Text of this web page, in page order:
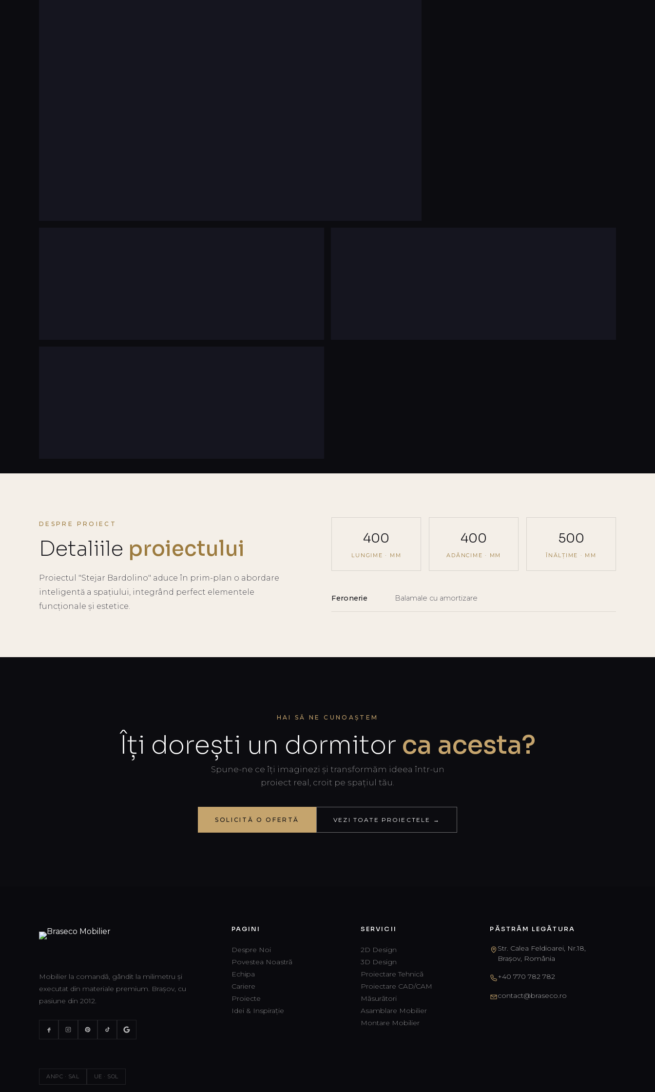
DESPRE PROIECT
Detaliile proiectului
Proiectul "Stejar Bardolino" aduce în prim-plan o abordare
inteligentă a spațiului, integrând perfect elementele
funcționale și estetice.
400
LUNGIME · MM
400
ADÂNCIME · MM
500
ÎNĂLȚIME · MM
Feronerie Balamale cu amortizare
HAI SĂ NE CUNOAȘTEM
Îți dorești un dormitor ca acesta?
Spune-ne ce îți imaginezi și transformăm ideea într-un
proiect real, croit pe spațiul tău.
SOLICITĂ O OFERTĂ VEZI TOATE PROIECTELE →
Mobilier la comandă, gândit la milimetru și
executat din materiale premium. Brașov, cu
pasiune din 2012.
PAGINI
Despre Noi
Povestea Noastră
Echipa
Cariere
Proiecte
Idei & Inspirație
SERVICII
2D Design
3D Design
Proiectare Tehnică
Proiectare CAD/CAM
Măsurători
Asamblare Mobilier
Montare Mobilier
PĂSTRĂM LEGĂTURA
Str. Calea Feldioarei, Nr.18,
Brașov, România
+40 770 782 782
contact@braseco.ro
ANPC · SAL UE · SOL